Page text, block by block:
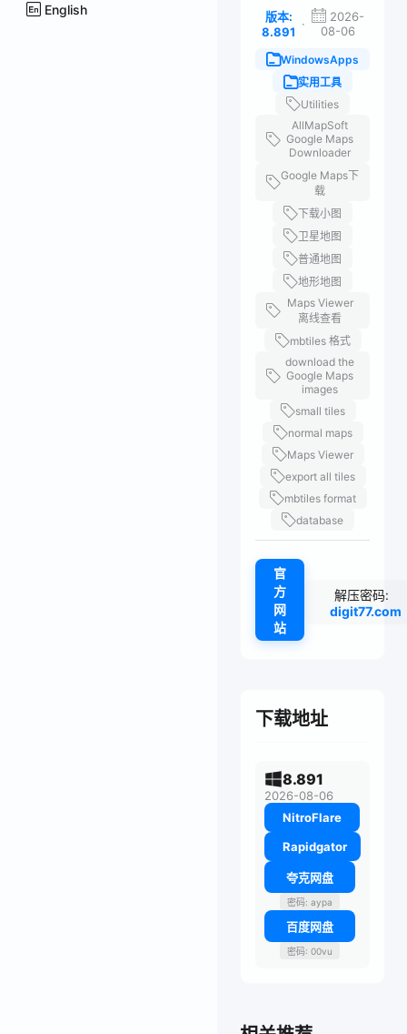
English
版本:
8.891
·
2026-
08-06
WindowsApps
实用工具
Utilities
AllMapSoft
Google Maps
Downloader
Google Maps下
载
下载小图
卫星地图
普通地图
地形地图
Maps Viewer
离线查看
mbtiles 格式
download the
Google Maps
images
small tiles
normal maps
Maps Viewer
export all tiles
mbtiles format
database
官
方
网
站
解压密码:
digit77.com
下载地址
8.891
2026-08-06
NitroFlare
Rapidgator
夸克网盘
密码: aypa
百度网盘
密码: 00vu